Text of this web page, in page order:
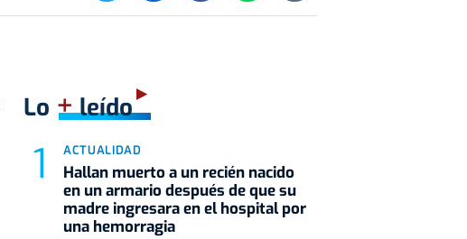
Lo +leído
ACTUALIDAD
Hallan muerto a un recién nacido
en un armario después de que su
madre ingresara en el hospital por
una hemorragia